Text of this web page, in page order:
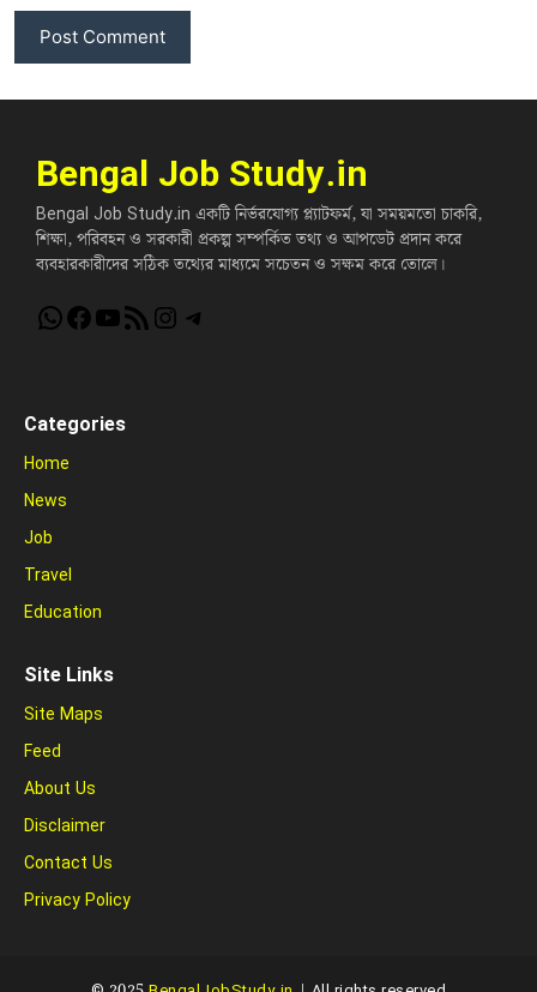
Bengal Job Study.in
Bengal Job Study.in একটি নির্ভরযোগ্য প্ল্যাটফর্ম, যা সময়মতো চাকরি,
শিক্ষা, পরিবহন ও সরকারী প্রকল্প সম্পর্কিত তথ্য ও আপডেট প্রদান করে
ব্যবহারকারীদের সঠিক তথ্যের মাধ্যমে সচেতন ও সক্ষম করে তোলে।
WhatsApp
Facebook
YouTube
RSS FeedInstagram
Telegram
Categories
Home
News
Job
Travel
Education
Site Links
Site Maps
Feed
About Us
Disclaimer
Contact Us
Privacy Policy